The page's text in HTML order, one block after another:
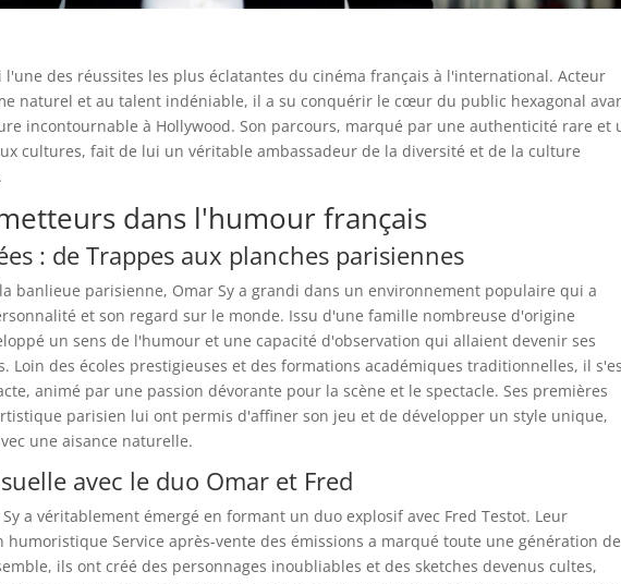
des réussites les plus éclatantes du cinéma français à l'international. Acteur
naturel et au talent indéniable, il a su conquérir le cœur du public hexagonal
incontournable à Hollywood. Son parcours, marqué par une authenticité rare et
cultures, fait de lui un véritable ambassadeur de la diversité et de la culture
dans l'humour français
: de Trappes aux planches parisiennes
banlieue parisienne, Omar Sy a grandi dans un environnement populaire qui a
et son regard sur le monde. Issu d'une famille nombreuse d'origine
un sens de l'humour et une capacité d'observation qui allaient devenir ses
Loin des écoles prestigieuses et des formations académiques traditionnelles, il
animé par une passion dévorante pour la scène et le spectacle. Ses premières
parisien lui ont permis d'affiner son jeu et de développer un style unique,
une aisance naturelle.
avec le duo Omar et Fred
a véritablement émergé en formant un duo explosif avec Fred Testot. Leur
Service après-vente des émissions a marqué toute une génération de
ils ont créé des personnages inoubliables et des sketches devenus cultes,